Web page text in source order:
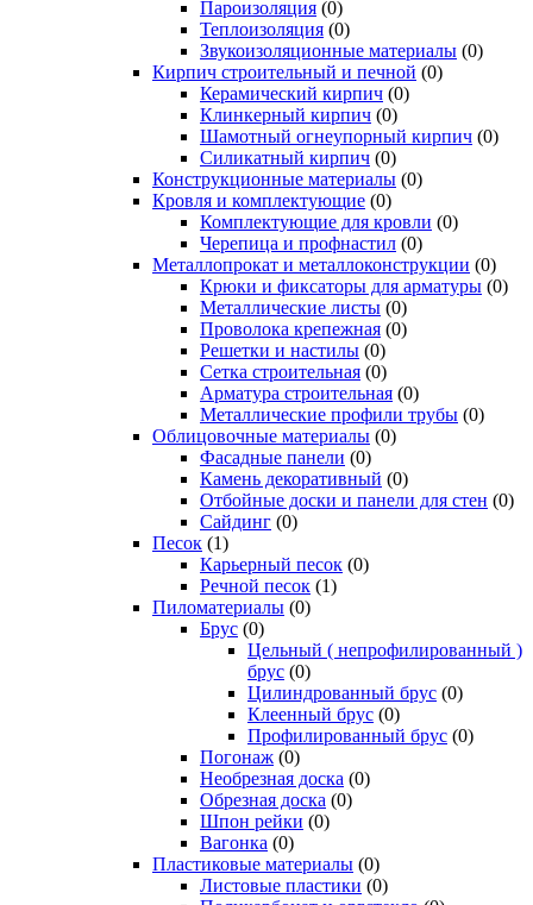
Пароизоляция (0)
Теплоизоляция (0)
Звукоизоляционные материалы (0)
Кирпич строительный и печной (0)
Керамический кирпич (0)
Клинкерный кирпич (0)
Шамотный огнеупорный кирпич (0)
Силикатный кирпич (0)
Конструкционные материалы (0)
Кровля и комплектующие (0)
Комплектующие для кровли (0)
Черепица и профнастил (0)
Металлопрокат и металлоконструкции (0)
Крюки и фиксаторы для арматуры (0)
Металлические листы (0)
Проволока крепежная (0)
Решетки и настилы (0)
Сетка строительная (0)
Арматура строительная (0)
Металлические профили трубы (0)
Облицовочные материалы (0)
Фасадные панели (0)
Камень декоративный (0)
Отбойные доски и панели для стен (0)
Сайдинг (0)
Песок (1)
Карьерный песок (0)
Речной песок (1)
Пиломатериалы (0)
Брус (0)
Цельный ( непрофилированный )
брус (0)
Цилиндрованный брус (0)
Клеенный брус (0)
Профилированный брус (0)
Погонаж (0)
Необрезная доска (0)
Обрезная доска (0)
Шпон рейки (0)
Вагонка (0)
Пластиковые материалы (0)
Листовые пластики (0)